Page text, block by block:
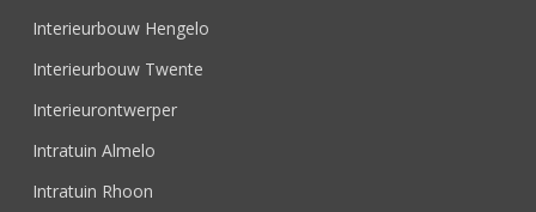
Interieurbouw Hengelo
Interieurbouw Twente
Interieurontwerper
Intratuin Almelo
Intratuin Rhoon